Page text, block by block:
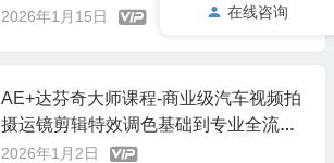
deo Academy
2026年1月15日
AE+达芬奇大师课程-商业级汽车视频拍
摄运镜剪辑特效调色基础到专业全流程
+中文字幕
2026年1月2日
在线咨询